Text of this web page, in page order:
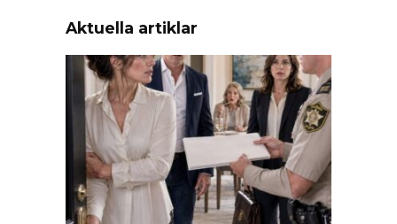
Aktuella artiklar